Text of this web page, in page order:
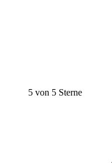
5 von 5 Sterne